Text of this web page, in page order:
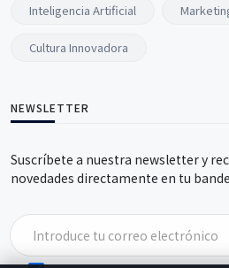
Inteligencia Artificial
Cultura Innovadora
NEWSLETTER
Suscríbete a nuestra newsletter y
novedades directamente en tu